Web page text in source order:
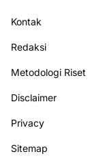
Kontak
Redaksi
Metodologi Riset
Disclaimer
Privacy
Sitemap